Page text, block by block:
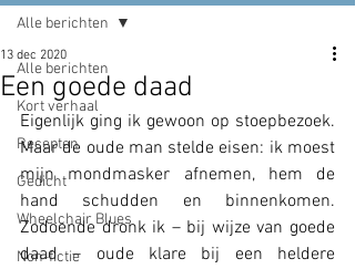
Alle berichten
Kort verhaal
Recepten
Gedicht
Wheelchair Blues
Non-fictie
Alle berichten
Een goede daad
13 dec 2020
Eigenlijk ging ik gewoon op stoepbezoek.
Maar de oude man stelde eisen: ik moest
mijn mondmasker afnemen, hem de
hand schudden en binnenkomen.
Zodoende dronk ik – bij wijze van goede
daad – oude klare bij een heldere